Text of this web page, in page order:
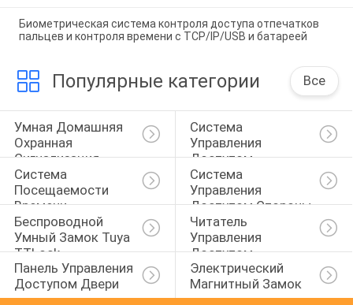
Биометрическая система контроля доступа отпечатков
пальцев и контроля времени с TCP/IP/USB и батареей
Популярные категории Все
Умная Домашняя
Охранная
Сигнализация
Система
Управления
Доступом
Отпечатка Пальцев
Система
Посещаемости
Времени
Отпечатка Пальцев
Система
Управления
Доступом Стороны
Беспроводной
Умный Замок Tuya
TTLock
Читатель
Управления
Доступом
Панель Управления
Доступом Двери
Электрический
Магнитный Замок